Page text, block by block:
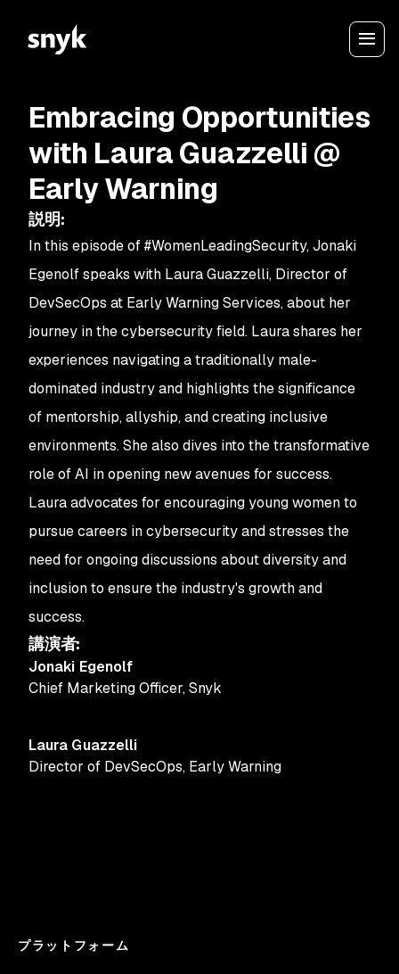
Embracing Opportunities
with Laura Guazzelli @
Early Warning
説明:
In this episode of #WomenLeadingSecurity, Jonaki
Egenolf speaks with Laura Guazzelli, Director of
DevSecOps at Early Warning Services, about her
journey in the cybersecurity field. Laura shares her
experiences navigating a traditionally male-
dominated industry and highlights the significance
of mentorship, allyship, and creating inclusive
environments. She also dives into the transformative
role of AI in opening new avenues for success.
Laura advocates for encouraging young women to
pursue careers in cybersecurity and stresses the
need for ongoing discussions about diversity and
inclusion to ensure the industry's growth and
success.
講演者:
Jonaki Egenolf
Chief Marketing Officer,Snyk
Laura Guazzelli
Director of DevSecOps, Early Warning
プラットフォーム